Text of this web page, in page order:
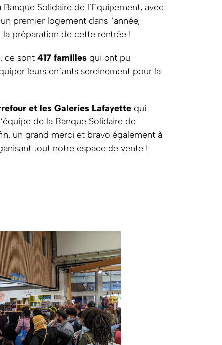
Solidaire de l’Equipement, avec
premier logement dans l’année,
préparation de cette rentrée !
ce sont 417 familles qui ont pu
leurs enfants sereinement pour la
et les Galeries Lafayette qui
de la Banque Solidaire de
un grand merci et bravo également à
tout notre espace de vente !